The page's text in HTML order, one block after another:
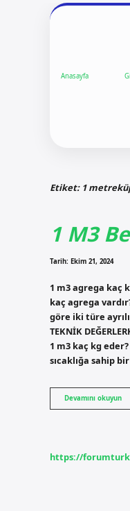
Anasayfa
Etiket: 1
1 M3
Tarih: Ekim 21, 2024
1 m3 agrega kaç
kaç agrega
göre iki türe
TEKNİK
1 m3 kaç kg
sıcaklığa sahip
Devamını okuyun1
M3
https://